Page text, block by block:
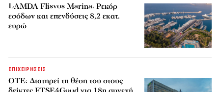
LAMDA Flisvos Marina: Ρεκόρ
εσόδων και επενδύσεις 8,2 εκατ.
ευρώ
ΕΠΙΧΕΙΡΗΣΕΙΣ
ΟΤΕ: Διατηρεί τη θέση του στους